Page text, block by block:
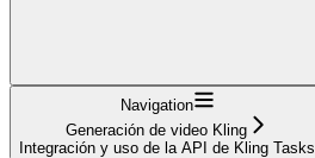
Navigation
Generación de video Kling
Integración y uso de la API de Kling Tasks